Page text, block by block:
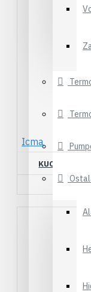
Icma
KUCISTE